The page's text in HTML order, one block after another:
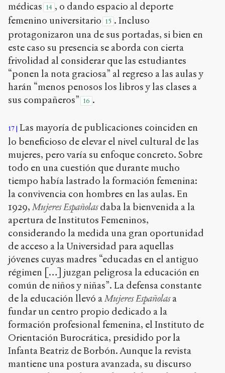
médicas 14 , o dando espacio al deporte
femenino universitario 15 . Incluso
protagonizaron una de sus portadas, si bien en
este caso su presencia se aborda con cierta
frivolidad al considerar que las estudiantes
“ponen la nota graciosa” al regreso a las aulas y
harán “menos penosos los libros y las clases a
sus compañeros” 16 .
17 Las mayoría de publicaciones coinciden en
lo beneficioso de elevar el nivel cultural de las
mujeres, pero varía su enfoque concreto. Sobre
todo en una cuestión que durante mucho
tiempo había lastrado la formación femenina:
la convivencia con hombres en las aulas. En
1929, Mujeres Españolasdaba la bienvenida a la
apertura de Institutos Femeninos,
considerando la medida una gran oportunidad
de acceso a la Universidad para aquellas
jóvenes cuyas madres “educadas en el antiguo
régimen […] juzgan peligrosa la educación en
común de niños y niñas”. La defensa constante
de la educación llevó aMujeres Españolasa
fundar un centro propio dedicado a la
formación profesional femenina, el Instituto de
Orientación Burocrática, presidido por la
Infanta Beatriz de Borbón. Aunque la revista
mantiene una postura avanzada, su discurso